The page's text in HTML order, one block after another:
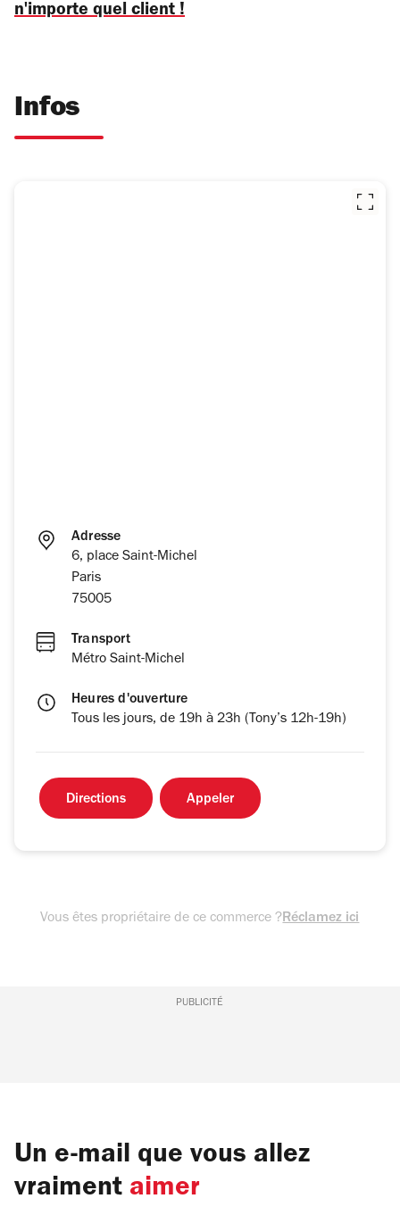
n'importe quel client !
Infos
Adresse
6, place Saint-Michel
Paris
75005
Transport
Métro Saint-Michel
Heures d'ouverture
Tous les jours, de 19h à 23h (Tony’s 12h-19h)
Directions Appeler
Vous êtes propriétaire de ce commerce ?Réclamez ici
PUBLICITÉ
Un e-mail que vous allez
vraiment aimer